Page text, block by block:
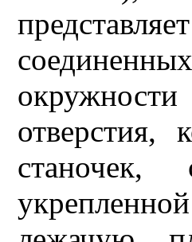
отверстия,
станочек,